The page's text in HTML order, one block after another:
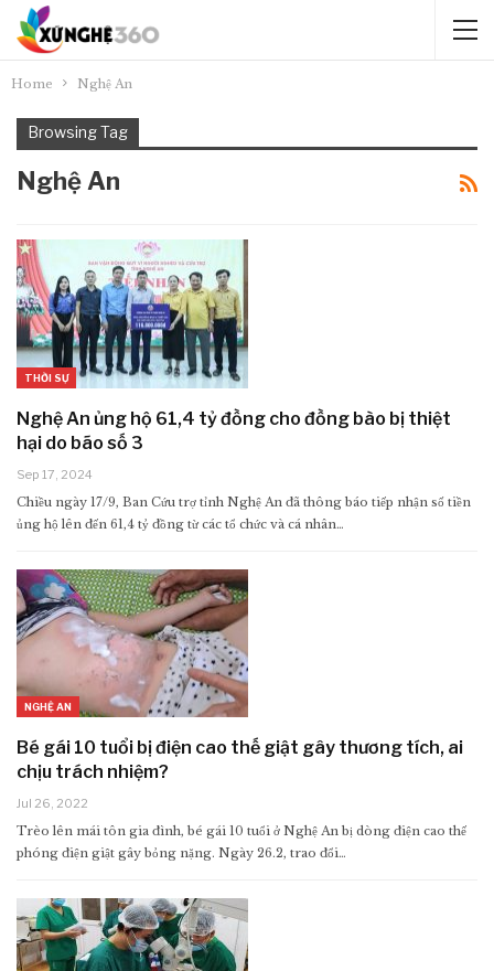
Home Nghệ An
Browsing Tag
Nghệ An
THỜI SỰ
Nghệ An ủng hộ 61,4 tỷ đồng cho đồng bào bị thiệt
hại do bão số 3
Sep 17, 2024
Chiều ngày 17/9, Ban Cứu trợ tỉnh Nghệ An đã thông báo tiếp nhận số tiền
ủng hộ lên đến 61,4 tỷ đồng từ các tổ chức và cá nhân…
NGHỆ AN
Bé gái 10 tuổi bị điện cao thế giật gây thương tích, ai
chịu trách nhiệm?
Jul 26, 2022
Trèo lên mái tôn gia đình, bé gái 10 tuổi ở Nghệ An bị dòng điện cao thế
phóng điện giật gây bỏng nặng. Ngày 26.2, trao đổi…